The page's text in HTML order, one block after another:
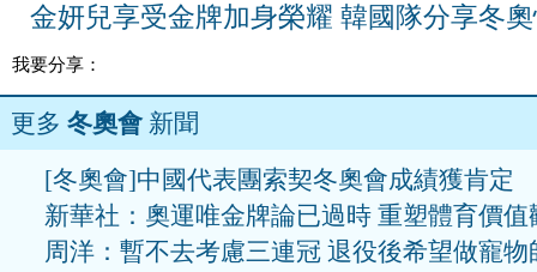
金妍兒享受金牌加身榮耀 韓國隊分享冬
我要分享：
更多 冬奧會新聞
[冬奧會]中國代表團索契冬奧會成績獲肯定
新華社：奧運唯金牌論已過時 重塑體育價值
周洋：暫不去考慮三連冠 退役後希望做寵物